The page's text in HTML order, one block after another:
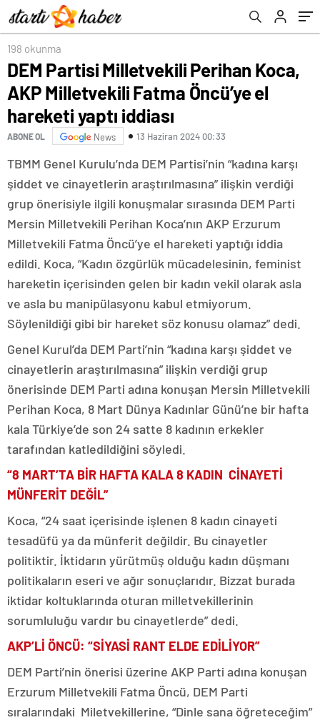
iddiası
198 okunma
DEM Partisi Milletvekili Perihan Koca,
AKP Milletvekili Fatma Öncü’ye el
hareketi yaptı iddiası
ABONE OL News 13 Haziran 2024 00:33
TBMM Genel Kurulu’nda DEM Partisi’nin “kadına karşı
şiddet ve cinayetlerin araştırılmasına” ilişkin verdiği
grup önerisiyle ilgili konuşmalar sırasında DEM Parti
Mersin Milletvekili Perihan Koca’nın AKP Erzurum
Milletvekili Fatma Öncü’ye el hareketi yaptığı iddia
edildi. Koca, “Kadın özgürlük mücadelesinin, feminist
hareketin içerisinden gelen bir kadın vekil olarak asla
ve asla bu manipülasyonu kabul etmiyorum.
Söylenildiği gibi bir hareket söz konusu olamaz” dedi.
Genel Kurul’da DEM Parti’nin “kadına karşı şiddet ve
cinayetlerin araştırılmasına” ilişkin verdiği grup
önerisinde DEM Parti adına konuşan Mersin Milletvekili
Perihan Koca, 8 Mart Dünya Kadınlar Günü’ne bir hafta
kala Türkiye’de son 24 satte 8 kadının erkekler
tarafından katledildiğini söyledi.
“8 MART’TA BİR HAFTA KALA 8 KADIN CİNAYETİ
MÜNFERİT DEĞİL”
Koca, “24 saat içerisinde işlenen 8 kadın cinayeti
tesadüfü ya da münferit değildir. Bu cinayetler
politiktir. İktidarın yürütmüş olduğu kadın düşmanı
politikaların eseri ve ağır sonuçlarıdır. Bizzat burada
iktidar koltuklarında oturan milletvekillerinin
sorumluluğu vardır bu cinayetlerde” dedi.
AKP’Lİ ÖNCÜ: “SİYASİ RANT ELDE EDİLİYOR”
DEM Parti’nin önerisi üzerine AKP Parti adına konuşan
Erzurum Milletvekili Fatma Öncü, DEM Parti
sıralarındaki Miletvekillerine, “Dinle sana öğreteceğim”
etmedik